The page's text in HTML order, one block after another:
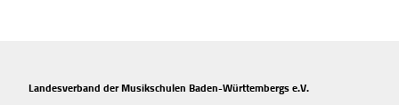
Landesverband der Musikschulen Baden-Württembergs e.V.